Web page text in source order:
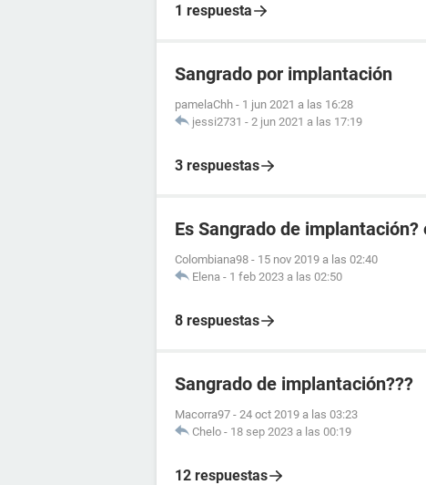
1 respuesta
Sangrado por implantación
pamelaChh - 1 jun 2021 a las 16:28
jessi2731 - 2 jun 2021 a las 17:19
3 respuestas
Es Sangrado de
Colombiana98 - 15 nov 2019 a las 02:40
Elena - 1 feb 2023 a las 02:50
8 respuestas
Sangrado de implantación???
Macorra97 - 24 oct 2019 a las 03:23
Chelo - 18 sep 2023 a las 00:19
12 respuestas